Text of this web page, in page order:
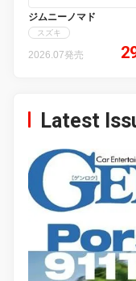
ジムニーノマド
スズキ
2026.07発売
Latest